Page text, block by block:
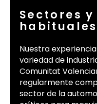
Sectores
habituales
Nuestra
variedad de
Comunitat
regularmente
sector de la